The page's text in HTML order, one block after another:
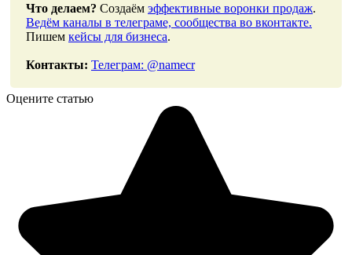
Что делаем? Создаём эффективные воронки продаж.
Ведём каналы в телеграме, сообщества во вконтакте.
Пишем кейсы для бизнеса.
Контакты: Телеграм: @namecr
Оцените статью